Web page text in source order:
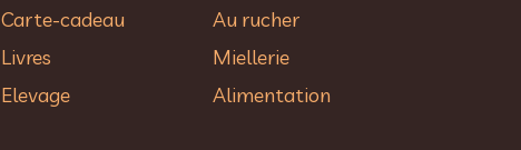
Carte-cadeau
Livres
Elevage
Au rucher​
Miellerie
Alimentation